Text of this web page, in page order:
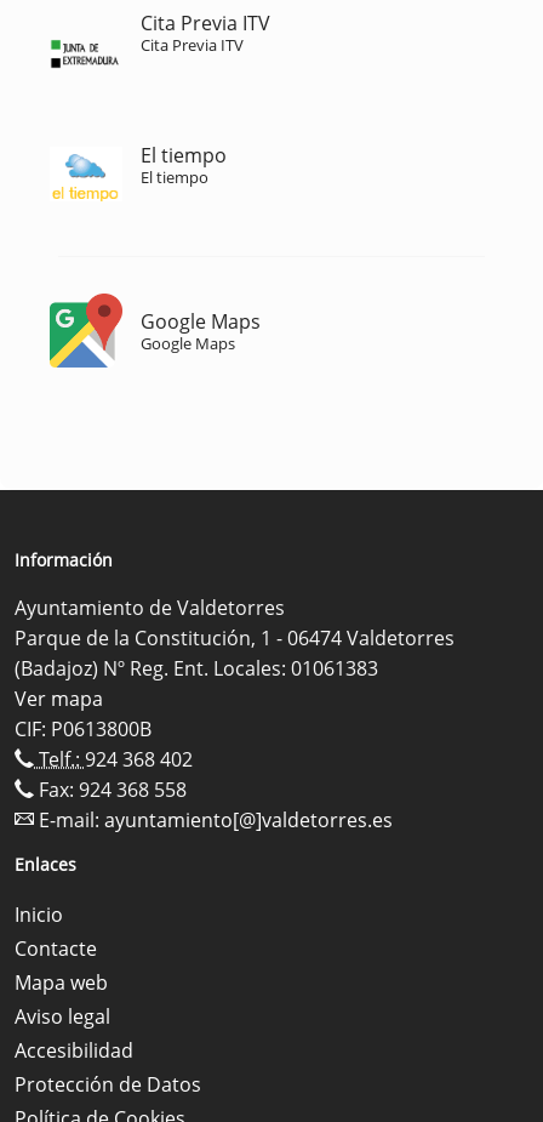
Cita Previa ITV
Cita Previa ITV
El tiempo
El tiempo
Google Maps
Google Maps
Información
Ayuntamiento de Valdetorres
Parque de la Constitución, 1 - 06474 Valdetorres
(Badajoz) Nº Reg. Ent. Locales: 01061383
Ver mapa
CIF: P0613800B
Telf.: 924 368 402
Fax: 924 368 558
E-mail: ayuntamiento[@]valdetorres.es
Enlaces
Inicio
Contacte
Mapa web
Aviso legal
Accesibilidad
Protección de Datos